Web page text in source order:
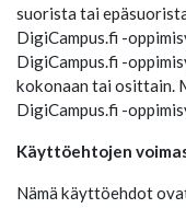
suorista tai
DigiCampus.fi -
DigiCampus.fi -
kokonaan tai osittain.
DigiCampus.fi -
Käyttöehtojen
Nämä käyttöehdot